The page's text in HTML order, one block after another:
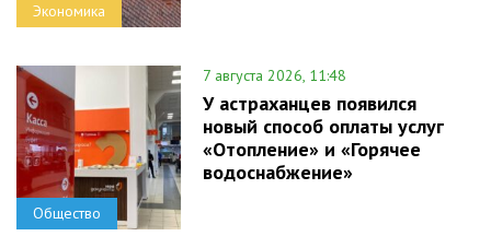
Экономика
Общество
7 августа 2026, 11:48
У астраханцев появился
новый способ оплаты услуг
«Отопление» и «Горячее
водоснабжение»